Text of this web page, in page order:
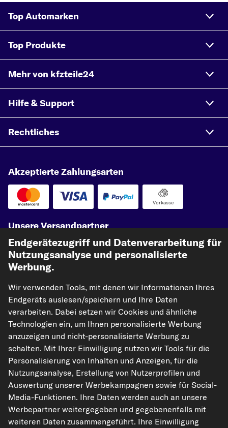
VW PASSAT ALLTRACK
VW BORA
VW NEW BEETLE
VW BEETLE
VW EOS
VW PASSAT CC
VW VENTO
VW AMAROK
VW CRAFTER 30-50
VW LT 28-35
VW GOLF ALLTRACK
Top Automarken
Top Produkte
Mehr von kfzteile24
Hilfe & Support
Rechtliches
Akzeptierte Zahlungsarten
Vorkasse
Unsere Versandpartner
kfzteile24.de carpardoo.nl
carpardoo.fr
carpardoo.dk
Die hier dargestellten Daten, insbesondere die gesamte Datenbank, dürfen
nicht vervielfältigt werden. Die Vervielfältigung und Verbreitung der Daten und
der Datenbank ohne vorherige Einwilligung von TecAlliance und/oder die
Einbeziehung Dritter in solche Aktivitäten ist streng verboten. Jegliche
unautorisierte Nutzung von Inhalten stellt eine Verletzung des Urheberrechts
Endgerätezugriff und Datenverarbeitung für
Nutzungsanalyse und personalisierte
Werbung.
Wir verwenden Tools, mit denen wir Informationen Ihres
Endgeräts auslesen/speichern und Ihre Daten
verarbeiten. Dabei setzen wir Cookies und ähnliche
Technologien ein, um Ihnen personalisierte Werbung
anzuzeigen und nicht-personalisierte Werbung zu
schalten. Mit Ihrer Einwilligung nutzen wir Tools für die
Personalisierung von Inhalten und Anzeigen, für die
Nutzungsanalyse, Erstellung von Nutzerprofilen und
Auswertung unserer Werbekampagnen sowie für Social-
Media-Funktionen. Ihre Daten werden auch an unsere
Werbepartner weitergegeben und gegebenenfalls mit
weiteren Daten zusammengeführt. Ihre Einwilligung